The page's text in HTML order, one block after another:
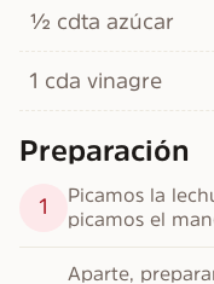
½ cdta azúcar
1 cda vinagre
Preparación
1
Picamos la
picamos el
Aparte,